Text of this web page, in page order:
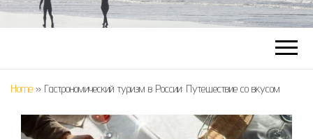
Home » Гастрономический туризм в России: Путешествие со вкусом